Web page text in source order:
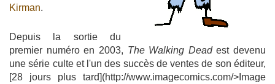
Kirman.
Depuis la sortie du
premier numéro en 2003, The Walking Deadest devenu
une série culte et l'un des succès de ventes de son éditeur,
[28 jours plus tard](http://www.imagecomics.com/>Image